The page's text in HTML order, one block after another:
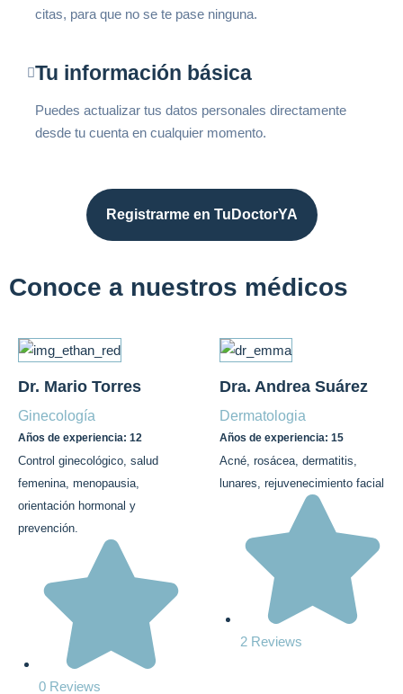
citas, para que no se te pase ninguna.
Tu información básica
Puedes actualizar tus datos personales directamente
desde tu cuenta en cualquier momento.
Registrarme en TuDoctorYA
Conoce a nuestros médicos
Dr. Mario Torres
Ginecología
Años de experiencia: 12
Control ginecológico, salud
femenina, menopausia,
orientación hormonal y
prevención.
0 Reviews
Dra. Andrea Suárez
Dermatologia
Años de experiencia: 15
Acné, rosácea, dermatitis,
lunares, rejuvenecimiento facial
2 Reviews